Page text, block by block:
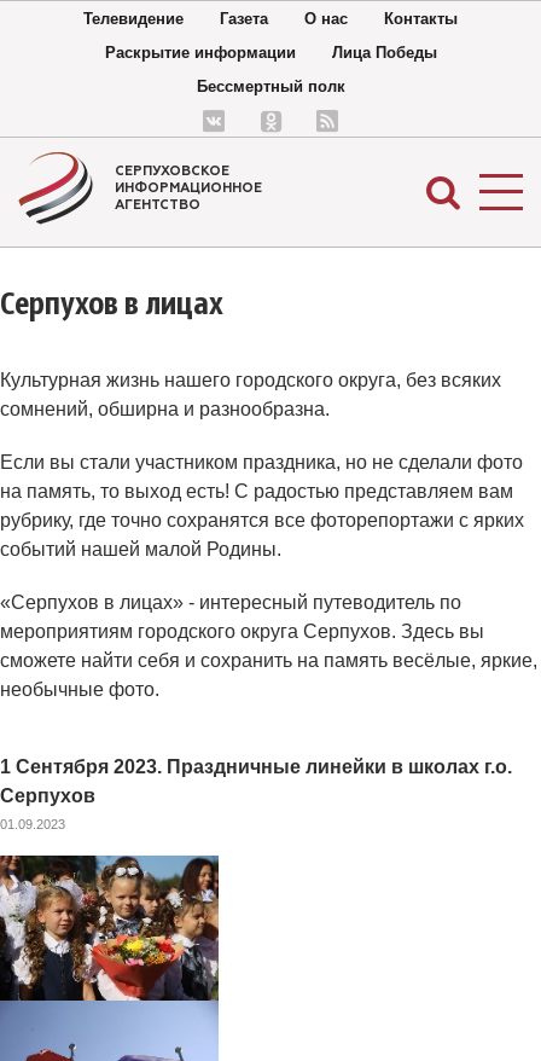
Телевидение Газета О нас
Контакты
Раскрытие информации
Лица Победы
Бессмертный полк
СЕРПУХОВСКОЕ
ИНФОРМАЦИОННОЕ
АГЕНТСТВО
Серпухов в лицах
Культурная жизнь нашего городского округа, без всяких
сомнений, обширна и разнообразна.
Если вы стали участником праздника, но не сделали фото
на память, то выход есть! С радостью представляем вам
рубрику, где точно сохранятся все фоторепортажи с ярких
событий нашей малой Родины.
«Серпухов в лицах» - интересный путеводитель по
мероприятиям городского округа Серпухов. Здесь вы
сможете найти себя и сохранить на память весёлые, яркие,
необычные фото.
1 Сентября 2023. Праздничные линейки в школах г.о.
Серпухов
01.09.2023